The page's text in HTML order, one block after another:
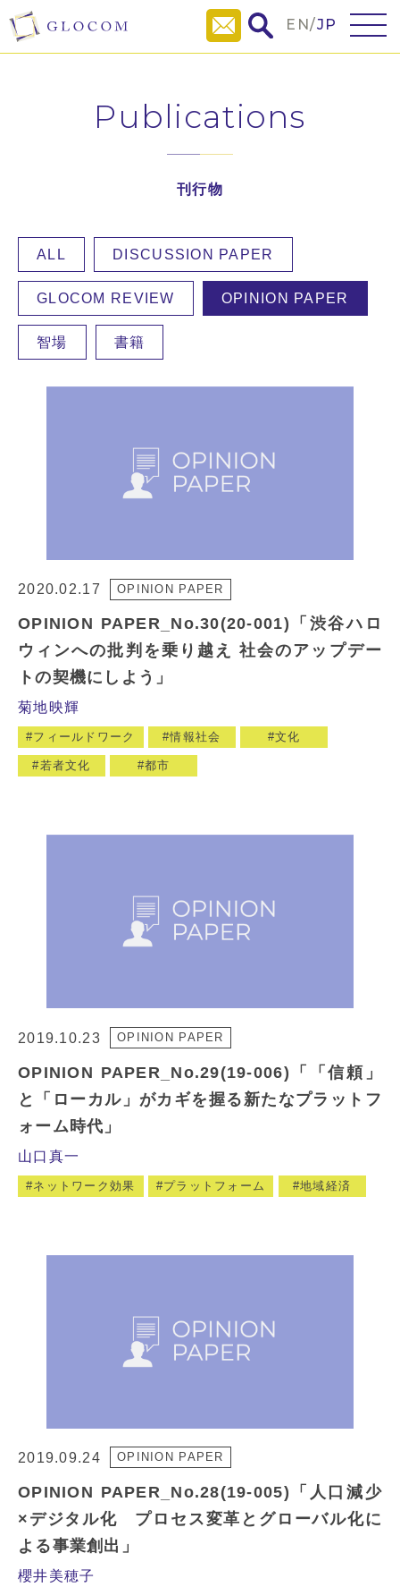
EN/JP
Publications
刊行物
ALL DISCUSSION PAPER
GLOCOM REVIEW OPINION PAPER
智場 書籍
2020.02.17 OPINION PAPER
OPINION PAPER_No.30(20-001)「渋谷ハロ
ウィンへの批判を乗り越え 社会のアップデー
トの契機にしよう」
菊地映輝
フィールドワーク 情報社会 文化
若者文化 都市
2019.10.23 OPINION PAPER
OPINION PAPER_No.29(19-006)「「信頼」
と「ローカル」がカギを握る新たなプラットフ
ォーム時代」
山口真一
ネットワーク効果 プラットフォーム 地域経済
2019.09.24 OPINION PAPER
OPINION PAPER_No.28(19-005)「人口減少
×デジタル化 プロセス変革とグローバル化に
よる事業創出」
櫻井美穂子